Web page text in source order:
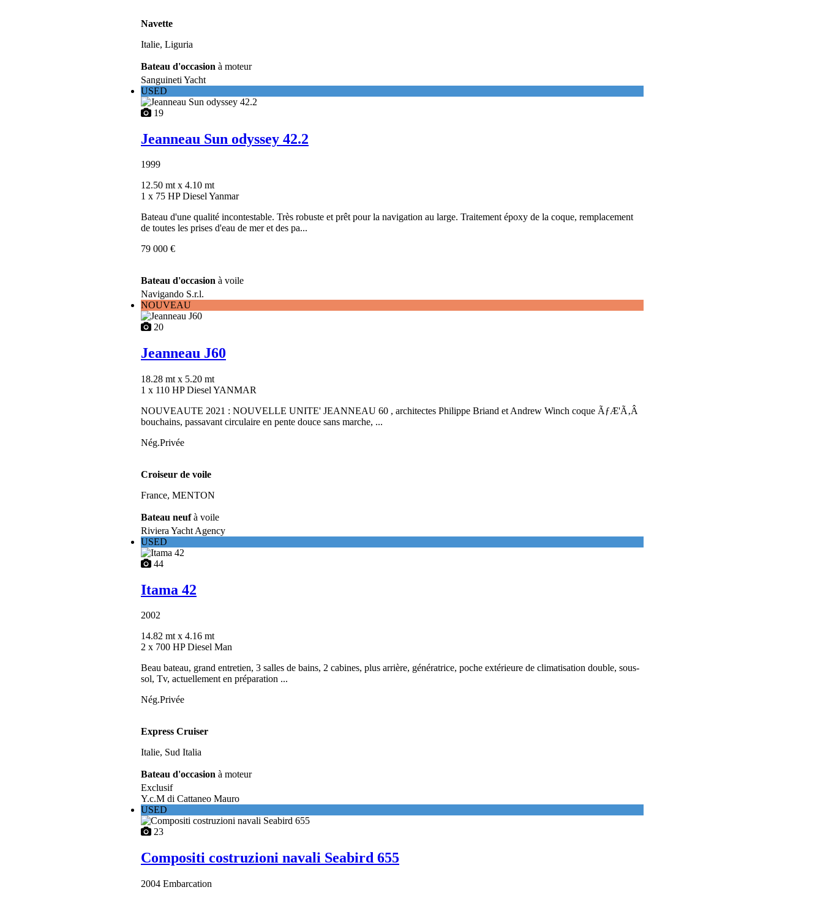
Navette
Italie, Liguria
Bateau d'occasion à moteur
Sanguineti Yacht
USED
19
Jeanneau Sun odyssey 42.2
1999
12.50 mt x 4.10 mt
1 x 75 HP Diesel Yanmar
Bateau d'une qualité incontestable. Très robuste et prêt pour la navigation au large. Traitement époxy de la coque, remplacement
de toutes les prises d'eau de mer et des pa...
79 000 €
Bateau d'occasion à voile
Navigando S.r.l.
NOUVEAU
20
Jeanneau J60
18.28 mt x 5.20 mt
1 x 110 HP Diesel YANMAR
NOUVEAUTE 2021 : NOUVELLE UNITE' JEANNEAU 60 , architectes Philippe Briand et Andrew Winch coque ÃƒÆ'Ã‚Â
bouchains, passavant circulaire en pente douce sans marche, ...
Nég.Privée
Croiseur de voile
France, MENTON
Bateau neufà voile
Riviera Yacht Agency
USED
44
Itama 42
2002
14.82 mt x 4.16 mt
2 x 700 HP Diesel Man
Beau bateau, grand entretien, 3 salles de bains, 2 cabines, plus arrière, génératrice, poche extérieure de climatisation double, sous-
sol, Tv, actuellement en préparation ...
Nég.Privée
Express Cruiser
Italie, Sud Italia
Bateau d'occasion à moteur
Exclusif
Y.c.M di Cattaneo Mauro
USED
23
Compositi costruzioni navali Seabird 655
2004 Embarcation